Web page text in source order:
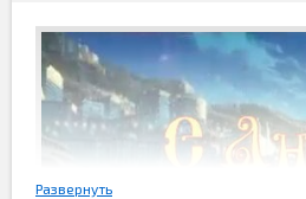
Развернуть